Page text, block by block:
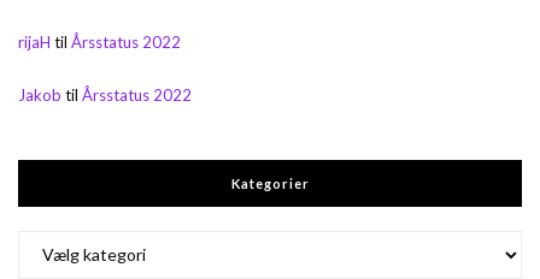
rijaH til Årsstatus 2022
Jakob til Årsstatus 2022
Kategorier